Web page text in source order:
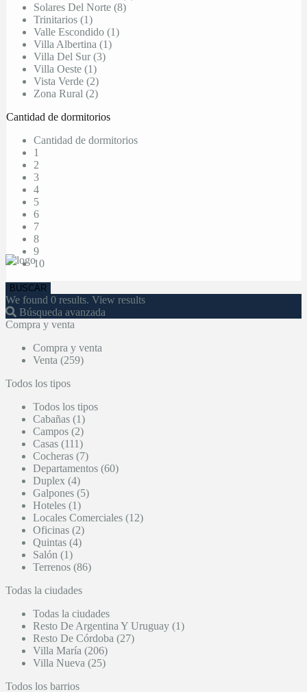
Solares Del Norte (8)
Trinitarios (1)
Valle Escondido (1)
Villa Albertina (1)
Villa Del Sur (3)
Villa Oeste (1)
Vista Verde (2)
Zona Rural (2)
Cantidad de dormitorios
Cantidad de dormitorios
1
2
3
4
5
6
7
8
9
10
We found 0 results. View results
Búsqueda avanzada
Compra y venta
Compra y venta
Venta (259)
Todos los tipos
Todos los tipos
Cabañas (1)
Campos (2)
Casas (111)
Cocheras (7)
Departamentos (60)
Duplex (4)
Galpones (5)
Hoteles (1)
Locales Comerciales (12)
Oficinas (2)
Quintas (4)
Salón (1)
Terrenos (86)
Todas la ciudades
Todas la ciudades
Resto De Argentina Y Uruguay (1)
Resto De Córdoba (27)
Villa María (206)
Villa Nueva (25)
Todos los barrios